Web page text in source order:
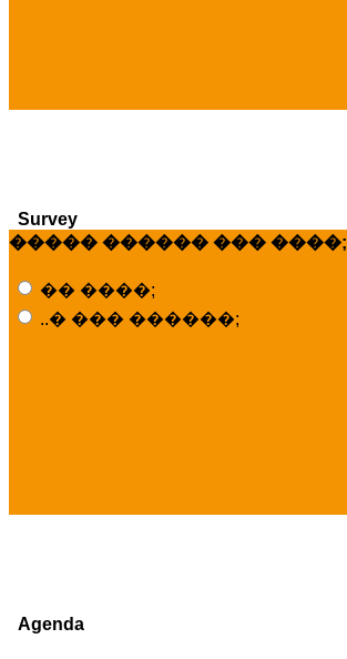
Survey
����� ������ ��� ����;
�� ����;
..� ��� ������;
Agenda